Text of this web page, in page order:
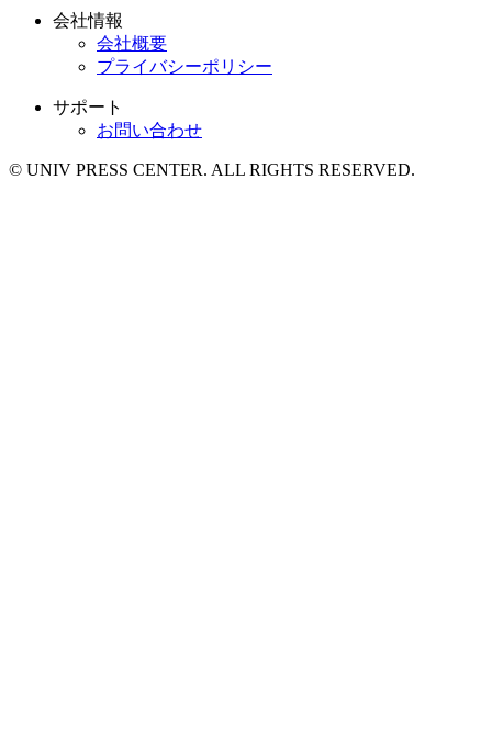
会社情報
会社概要
プライバシーポリシー
サポート
お問い合わせ
© UNIV PRESS CENTER. ALL RIGHTS RESERVED.